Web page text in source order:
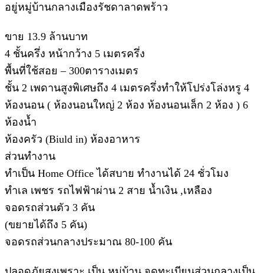
อยู่หมู่บ้านกลางเมืองรัชดาลาดพร้าว
ขาย 13.9 ล้านบาท
4 ชั้นครึ่ง หน้ากว้าง 5 เมตรครึ่ง
พื้นที่ใช้สอย – 300ตารางเมตร
ชั้น 2 เพดานสูงพิเศษถึง 4 เมตรครึ่งทำให้โปร่งโล่งหรู 4
ห้องนอน ( ห้องนอนใหญ่ 2 ห้อง ห้องนอนเล็ก 2 ห้อง ) 6
ห้องน้ำ
ห้องครัว (Biuld in) ห้องอาหาร
ส่วนทำงาน
ทำเป็น Home Office ได้สบาย ทำงานได้ 24 ชั่วโมง
ทำเล เพชร รถไฟฟ้าผ่าน 2 สาย น้ำเงิน ,เหลือง
จอดรถส่วนตัว 3 คัน
(ขยายได้ถึง 5 คัน)
จอดรถส่วนกลางประมาณ 80-100 คัน